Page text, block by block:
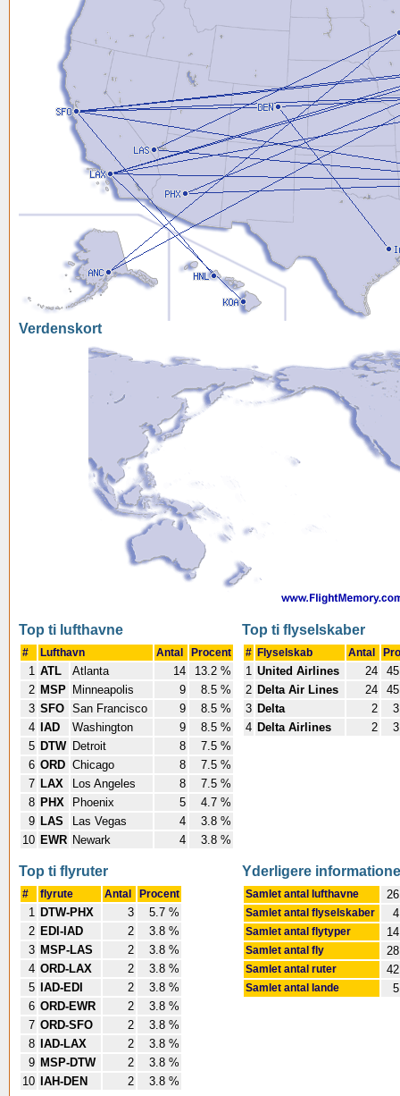
Verdenskort
Top ti lufthavne
# Lufthavn Antal Procent
1 ATL Atlanta 14
13.2 %
2 MSP Minneapolis 9
8.5 %
3 SFO San Francisco 9
8.5 %
4
IAD Washington 9
8.5 %
5 DTW Detroit 8
7.5 %
6 ORD Chicago 8
7.5 %
7 LAX Los Angeles 8
7.5 %
8 PHX Phoenix 5
4.7 %
9 LAS Las Vegas 4
3.8 %
10 EWR Newark 4 3.8 %
Top ti flyselskaber
# Flyselskab Antal
1 United Airlines 24
2 Delta Air Lines 24
3 Delta 2
4 Delta Airlines 2
Top ti flyruter
# flyrute Antal Procent
1 DTW-PHX 3
5.7 %
2 EDI-IAD 2
3.8 %
3 MSP-LAS 2
3.8 %
4 ORD-LAX 2
3.8 %
5
IAD-EDI 2
3.8 %
6 ORD-EWR 2
3.8 %
7 ORD-SFO 2
3.8 %
8
IAD-LAX 2
3.8 %
9 MSP-DTW 2
3.8 %
10
IAH-DEN 2 3.8 %
Yderligere
Samlet antal lufthavne 26
Samlet antal flyselskaber 4
Samlet antal flytyper 14
Samlet antal fly 28
Samlet antal ruter 42
Samlet antal lande 5